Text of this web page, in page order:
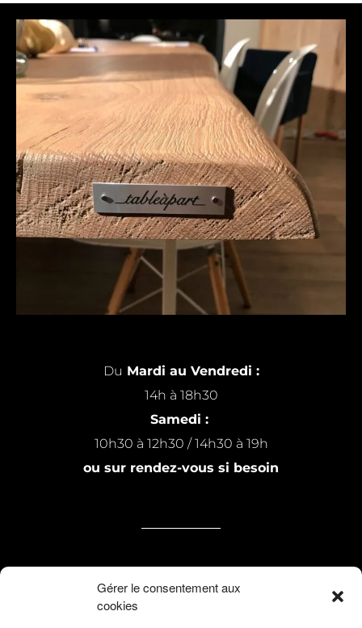
Gérer le consentement aux
cookies
Du Mardi au Vendredi :
14h à 18h30
Samedi :
10h30 à 12h30 / 14h30 à 19h
ou sur rendez-vous si besoin
7 rue Michel Raillard
59200 Tourcoing